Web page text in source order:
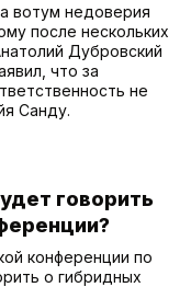
вотум недоверия
после нескольких
Дубровский
что за
не
Санду.
говорить
конференции по
о гибридных